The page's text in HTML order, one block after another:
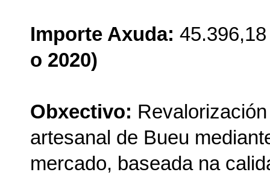
Importe Axuda:
o 2020)
Obxectivo:
artesanal de Bueu
mercado, baseada na